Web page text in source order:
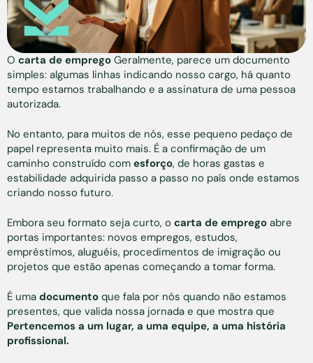
O carta de emprego Geralmente, parece um documento
simples: algumas linhas indicando nosso cargo, há quanto
tempo estamos trabalhando e a assinatura de uma pessoa
autorizada.
No entanto, para muitos de nós, esse pequeno pedaço de
papel representa muito mais. É a confirmação de um
caminho construído com esforço, de horas gastas e
estabilidade adquirida passo a passo no país onde estamos
criando nosso futuro.
Embora seu formato seja curto, o carta de emprego abre
portas importantes: novos empregos, estudos,
empréstimos, aluguéis, procedimentos de imigração ou
projetos que estão apenas começando a tomar forma.
É uma documento que fala por nós quando não estamos
presentes, que valida nossa jornada e que mostra que
Pertencemos a um lugar, a uma equipe, a uma história
profissional.